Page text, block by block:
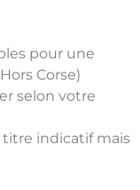
pour une
Corse)
selon votre
titre indicatif mais